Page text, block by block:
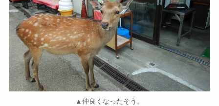
▲仲良くなったそう。